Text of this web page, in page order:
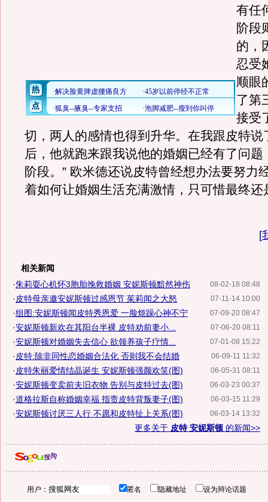
有任
阶段
的，
忍受
顺眼
了第
接受
切，两人的感情也得到升华。在我跟皮特说
后，他就跑来跟我说他的婚姻已经有了问题
阶段。” 欧米德还说皮特曾经想办法要努力
着如何让婚姻生活充满激情，只可惜最终还
[
相关新闻
08-02-18 08:48
·朱莉耍心机怀3胞胎挽救婚姻 安妮斯顿黯然神伤
07-11-14 10:00
· 皮特母亲邀安妮斯顿过感恩节 茱莉闻之大怒
07-09-20 08:47
·组图:安妮斯顿闻皮特秀恩爱 一脸烦躁心神不宁
07-06-20 08:11
·安妮斯顿新欢在其阳台半裸 皮特劝前妻小...
07-01-08 15:22
·安妮斯顿对婚姻失去信心 欲领养孩子疗情...
06-09-11 11:32
· 皮特:除非同性恋婚姻合法化 否则我不会结婚
06-05-31 08:11
· 皮特朱丽爱情结晶诞生 安妮斯顿强颜欢笑(图)
06-03-23 00:37
·安妮斯顿变卖前夫旧衣物 告别与皮特过去(图)
06-03-15 11:29
·道格拉斯自称婚姻幸福 指责皮特背叛妻子(图)
06-03-14 13:32
·安妮斯顿讨厌三人行 不愿和皮特扯上关系(图)
更多关于 皮特 安妮斯顿 的新闻>>
用户： 匿名 隐藏地址 设为辩论话题